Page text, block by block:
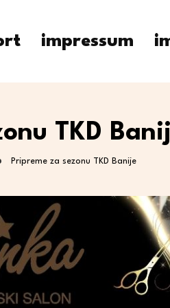
impressum
TKD
Pripreme za sezonu TKD Banije